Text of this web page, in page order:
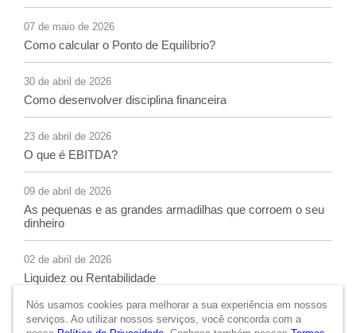
07 de maio de 2026
Como calcular o Ponto de Equilíbrio?
30 de abril de 2026
Como desenvolver disciplina financeira
23 de abril de 2026
O que é EBITDA?
09 de abril de 2026
As pequenas e as grandes armadilhas que corroem o seu
dinheiro
02 de abril de 2026
Liquidez ou Rentabilidade
Nós usamos cookies para melhorar a sua experiência em nossos
serviços. Ao utilizar nossos serviços, você concorda com a